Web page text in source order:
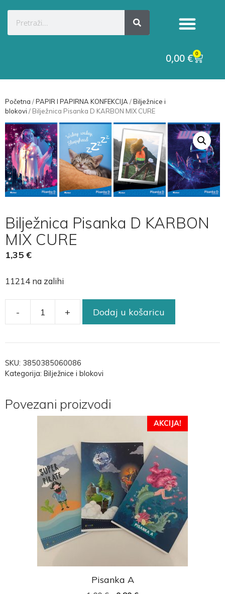
0,00€ 0
Početna /PAPIR I PAPIRNA KONFEKCIJA /Bilježnice i
blokovi / Bilježnica Pisanka D KARBON MIX CURE
Bilježnica Pisanka D KARBON
MIX CURE
1,35 €
11214 na zalihi
- + Dodaj u košaricu
SKU: 3850385060086
Kategorija: Bilježnice i blokovi
Povezani proizvodi
AKCIJA!
Pisanka A